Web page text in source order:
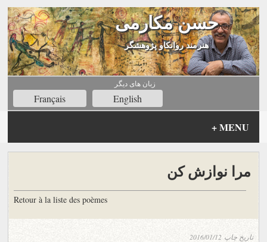
حسن مکارمی
هنرمند روانکاو پژوهشگر
زبان های ديگر
Français English
MENU
+
مرا نوازش کن
Retour à la liste des poèmes
تاریخ چاپ 2016/01/12